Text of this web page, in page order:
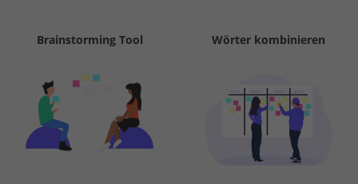
Brainstorming Tool Wörter kombinieren